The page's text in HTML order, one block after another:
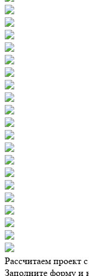
Рассчитаем проект
Заполните форму и